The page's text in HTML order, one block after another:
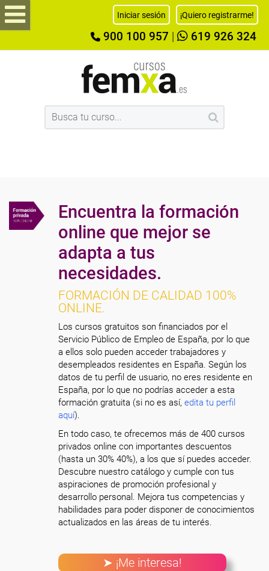
Iniciar sesión ¡Quiero registrarme!
900 100 957 619 926 324
Encuentra la formación
online que mejor se
adapta a tus
necesidades.
FORMACIÓN DE CALIDAD 100%
ONLINE.
Los cursos gratuitos son financiados por el
Servicio Público de Empleo de España, por lo que
a ellos solo pueden acceder trabajadores y
desempleados residentes en España. Según los
datos de tu perfil de usuario, no eres residente en
España, por lo que no podrías acceder a esta
formación gratuita (si no es así,edita tu perfil
aquí).
En todo caso, te ofrecemos más de 400 cursos
privados online con importantes descuentos
(hasta un 30% 40%), a los que sí puedes acceder.
Descubre nuestro catálogo y cumple con tus
aspiraciones de promoción profesional y
desarrollo personal. Mejora tus competencias y
habilidades para poder disponer de conocimientos
actualizados en las áreas de tu interés.
➤ ¡Me interesa!